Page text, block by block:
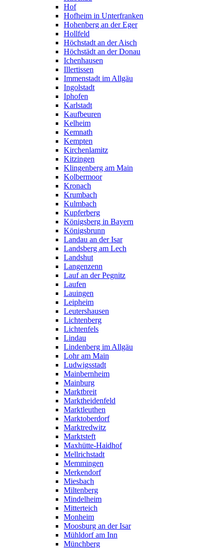
Hof
Hofheim in Unterfranken
Hohenberg an der Eger
Hollfeld
Höchstadt an der Aisch
Höchstädt an der Donau
Ichenhausen
Illertissen
Immenstadt im Allgäu
Ingolstadt
Iphofen
Karlstadt
Kaufbeuren
Kelheim
Kemnath
Kempten
Kirchenlamitz
Kitzingen
Klingenberg am Main
Kolbermoor
Kronach
Krumbach
Kulmbach
Kupferberg
Königsberg in Bayern
Königsbrunn
Landau an der Isar
Landsberg am Lech
Landshut
Langenzenn
Lauf an der Pegnitz
Laufen
Lauingen
Leipheim
Leutershausen
Lichtenberg
Lichtenfels
Lindau
Lindenberg im Allgäu
Lohr am Main
Ludwigsstadt
Mainbernheim
Mainburg
Marktbreit
Marktheidenfeld
Marktleuthen
Marktoberdorf
Marktredwitz
Marktsteft
Maxhütte-Haidhof
Mellrichstadt
Memmingen
Merkendorf
Miesbach
Miltenberg
Mindelheim
Mitterteich
Monheim
Moosburg an der Isar
Mühldorf am Inn
Münchberg